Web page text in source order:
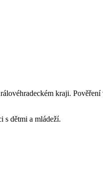
kraji.
s dětmi a mládeží.